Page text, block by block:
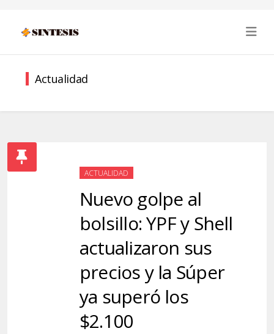
Actualidad
ACTUALIDAD
Nuevo golpe al
bolsillo: YPF y Shell
actualizaron sus
precios y la Súper
ya superó los
$2.100